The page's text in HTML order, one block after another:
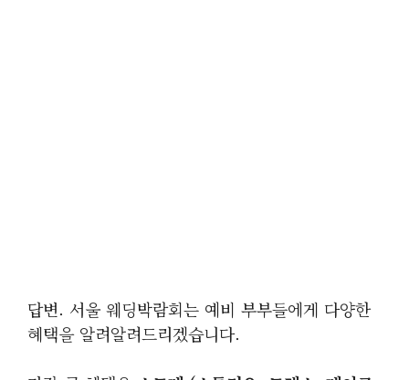
답변. 서울 웨딩박람회는 예비 부부들에게 다양한
혜택을 알려알려드리겠습니다.